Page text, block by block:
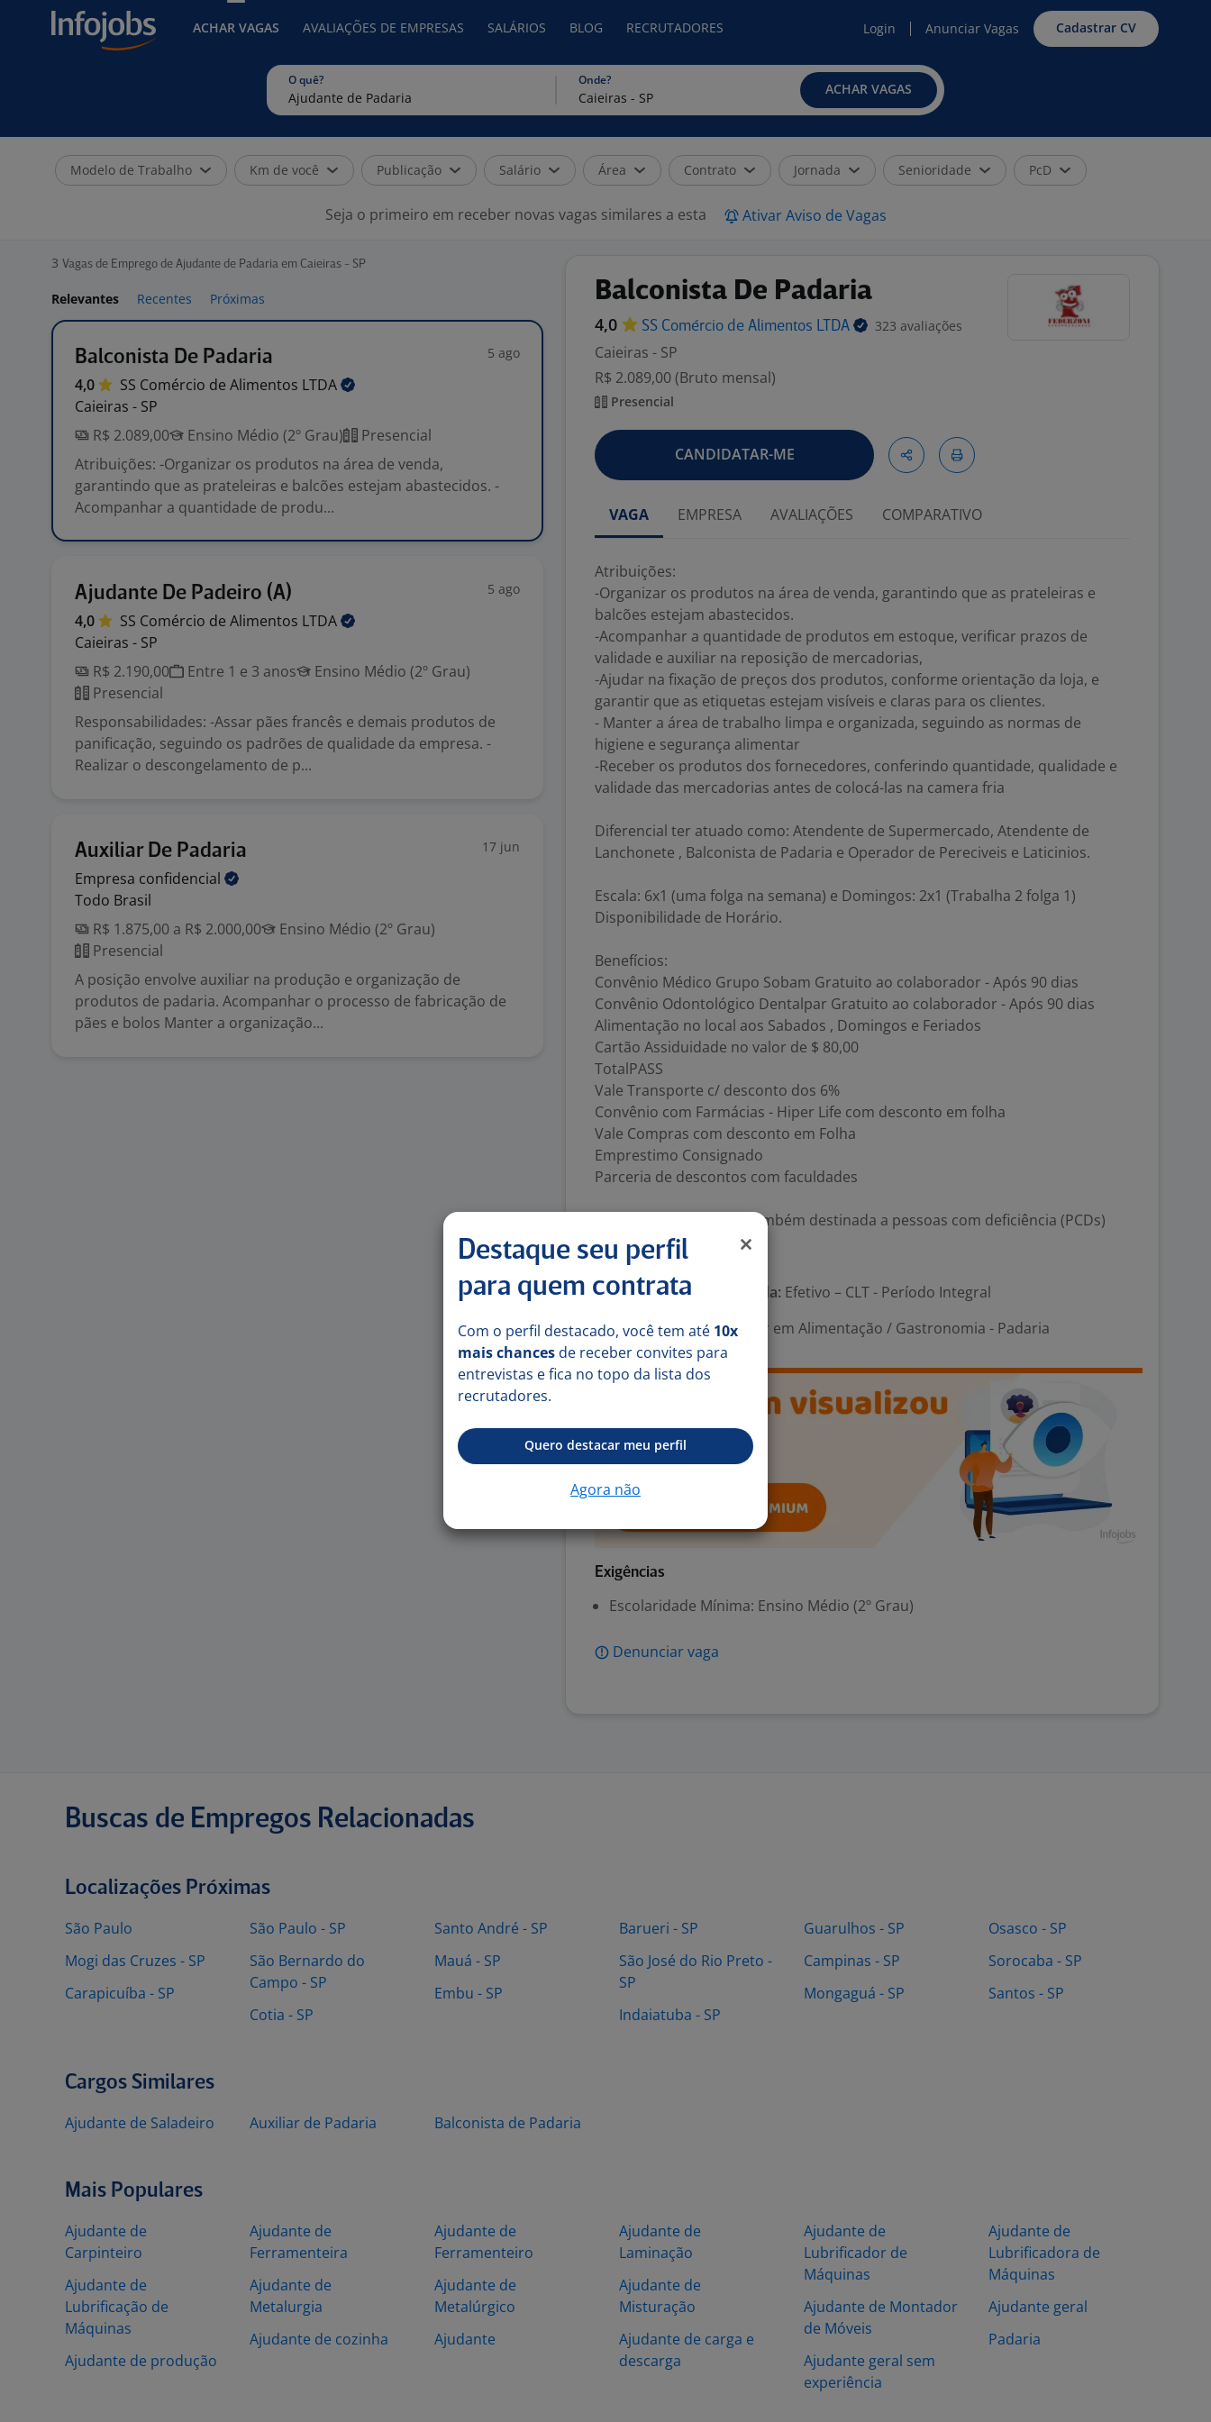
ACHAR VAGAS AVALIAÇÕES DE EMPRESAS SALÁRIOS BLOG RECRUTADORES Login Anunciar Vagas Cadastrar CV
O quê? Onde?
ACHAR VAGAS
Modelo de Trabalho Km de você Publicação Salário Área Contrato Jornada Senioridade PcD
Seja o primeiro em receber novas vagas similares a esta Ativar Aviso de Vagas
3 Vagas de Emprego de Ajudante de Padaria em Caieiras - SP
Relevantes Recentes Próximas
Balconista De Padaria 5 ago
4,0 SS Comércio de Alimentos LTDA
Caieiras - SP
R$ 2.089,00
Ensino Médio (2º Grau)
Presencial
Atribuições: -Organizar os produtos na área de venda,
garantindo que as prateleiras e balcões estejam abastecidos. -
Acompanhar a quantidade de produ...
Ajudante De Padeiro (A) 5 ago
4,0 SS Comércio de Alimentos LTDA
Caieiras - SP
R$ 2.190,00
Entre 1 e 3 anos
Ensino Médio (2º Grau)
Presencial
Responsabilidades: -Assar pães francês e demais produtos de
panificação, seguindo os padrões de qualidade da empresa. -
Realizar o descongelamento de p...
Auxiliar De Padaria 17 jun
Empresa confidencial
Todo Brasil
R$ 1.875,00 a R$ 2.000,00
Ensino Médio (2º Grau)
Presencial
A posição envolve auxiliar na produção e organização de
produtos de padaria. Acompanhar o processo de fabricação de
pães e bolos Manter a organização...
Balconista De Padaria
4,0 SS Comércio de Alimentos LTDA 323 avaliações
Caieiras - SP
R$ 2.089,00 (Bruto mensal)
Presencial
CANDIDATAR-ME
VAGA EMPRESA AVALIAÇÕES COMPARATIVO
Atribuições:
-Organizar os produtos na área de venda, garantindo que as prateleiras e
balcões estejam abastecidos.
-Acompanhar a quantidade de produtos em estoque, verificar prazos de
validade e auxiliar na reposição de mercadorias,
-Ajudar na fixação de preços dos produtos, conforme orientação da loja, e
garantir que as etiquetas estejam visíveis e claras para os clientes.
- Manter a área de trabalho limpa e organizada, seguindo as normas de
higiene e segurança alimentar
-Receber os produtos dos fornecedores, conferindo quantidade, qualidade e
validade das mercadorias antes de colocá-las na camera fria
Diferencial ter atuado como: Atendente de Supermercado, Atendente de
Lanchonete , Balconista de Padaria e Operador de Pereciveis e Laticinios.
Escala: 6x1 (uma folga na semana) e Domingos: 2x1 (Trabalha 2 folga 1)
Disponibilidade de Horário.
Benefícios:
Convênio Médico Grupo Sobam Gratuito ao colaborador - Após 90 dias
Convênio Odontológico Dentalpar Gratuito ao colaborador - Após 90 dias
Alimentação no local aos Sabados , Domingos e Feriados
Cartão Assiduidade no valor de $ 80,00
TotalPASS
Vale Transporte c/ desconto dos 6%
Convênio com Farmácias - Hiper Life com desconto em folha
Vale Compras com desconto em Folha
Emprestimo Consignado
Parceria de descontos com faculdades
Esta vaga é inclusiva e também destinada a pessoas com deficiência (PCDs)
Número de vagas:
Tipo de contrato e Jornada: Efetivo – CLT - Período Integral
Área Profissional:Auxiliar em Alimentação / Gastronomia - Padaria
Exigências
Escolaridade Mínima: Ensino Médio (2º Grau)
Denunciar vaga
Buscas de Empregos Relacionadas
Localizações Próximas
São Paulo
Mogi das Cruzes - SP
Carapicuíba - SP
São Paulo - SP
São Bernardo do
Campo - SP
Cotia - SP
Santo André - SP
Mauá - SP
Embu - SP
Barueri - SP
São José do Rio Preto -
SP
Indaiatuba - SP
Guarulhos - SP
Campinas - SP
Mongaguá - SP
Osasco - SP
Sorocaba - SP
Santos - SP
Cargos Similares
Ajudante de Saladeiro Auxiliar de Padaria Balconista de Padaria
Mais Populares
Ajudante de
Carpinteiro
Ajudante de
Lubrificação de
Máquinas
Ajudante de produção
Ajudante de
Ferramenteira
Ajudante de
Metalurgia
Ajudante de cozinha
Ajudante de
Ferramenteiro
Ajudante de
Metalúrgico
Ajudante
Ajudante de
Laminação
Ajudante de
Misturação
Ajudante de carga e
descarga
Ajudante de
Lubrificador de
Máquinas
Ajudante de Montador
de Móveis
Ajudante geral sem
experiência
Ajudante de
Lubrificadora de
Máquinas
Ajudante geral
Padaria
Destaque seu perfil
para quem contrata
Com o perfil destacado, você tem até 10x
mais chances de receber convites para
entrevistas e fica no topo da lista dos
recrutadores.
Quero destacar meu perfil
Agora não